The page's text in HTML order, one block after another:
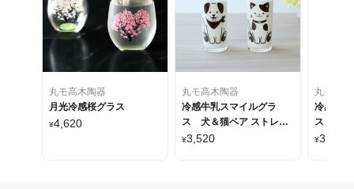
丸モ高木陶器
月光冷感桜グラス
¥4,620
丸モ高木陶器
冷感牛乳スマイルグラ
ス 犬＆猫ペア ストレー
トタイプ
¥3,520
丸モ高
冷感花
ス
¥3,080